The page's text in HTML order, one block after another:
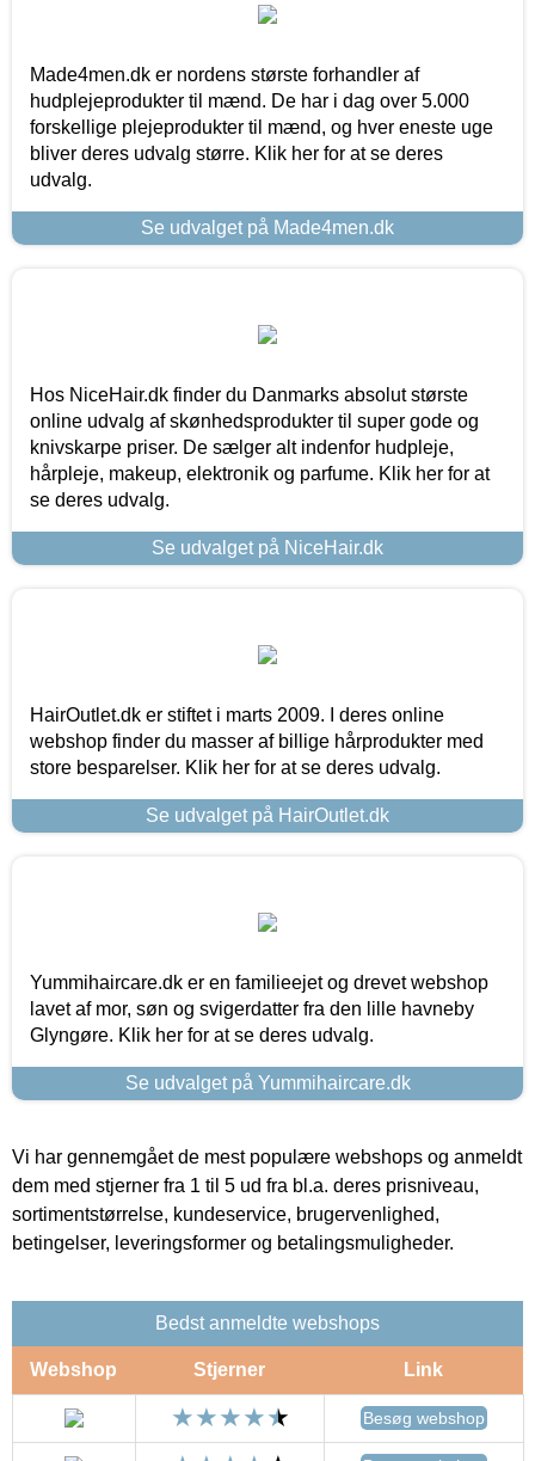
Made4men.dk er nordens største forhandler af
hudplejeprodukter til mænd. De har i dag over 5.000
forskellige plejeprodukter til mænd, og hver eneste uge
bliver deres udvalg større. Klik her for at se deres
udvalg.
Se udvalget på Made4men.dk
Hos NiceHair.dk finder du Danmarks absolut største
online udvalg af skønhedsprodukter til super gode og
knivskarpe priser. De sælger alt indenfor hudpleje,
hårpleje, makeup, elektronik og parfume. Klik her for at
se deres udvalg.
Se udvalget på NiceHair.dk
HairOutlet.dk er stiftet i marts 2009. I deres online
webshop finder du masser af billige hårprodukter med
store besparelser. Klik her for at se deres udvalg.
Se udvalget på HairOutlet.dk
Yummihaircare.dk er en familieejet og drevet webshop
lavet af mor, søn og svigerdatter fra den lille havneby
Glyngøre. Klik her for at se deres udvalg.
Se udvalget på Yummihaircare.dk
Vi har gennemgået de mest populære webshops og anmeldt
dem med stjerner fra 1 til 5 ud fra bl.a. deres prisniveau,
sortimentstørrelse, kundeservice, brugervenlighed,
betingelser, leveringsformer og betalingsmuligheder.
Bedst anmeldte webshops
Webshop Stjerner Link
Besøg webshop